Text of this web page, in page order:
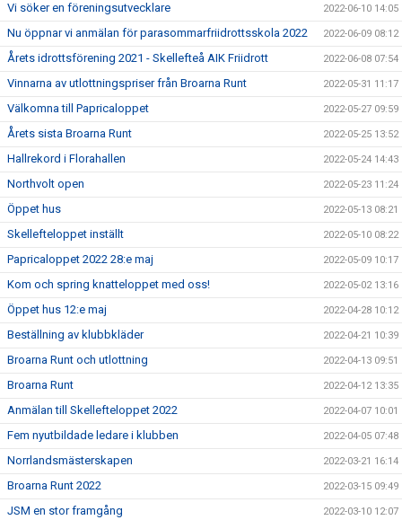
Vi söker en föreningsutvecklare 2022-06-10 14:05
Nu öppnar vi anmälan för parasommarfriidrottsskola 2022 2022-06-09 08:12
Årets idrottsförening 2021 - Skellefteå AIK Friidrott 2022-06-08 07:54
Vinnarna av utlottningspriser från Broarna Runt 2022-05-31 11:17
Välkomna till Papricaloppet 2022-05-27 09:59
Årets sista Broarna Runt 2022-05-25 13:52
Hallrekord i Florahallen 2022-05-24 14:43
Northvolt open 2022-05-23 11:24
Öppet hus 2022-05-13 08:21
Skellefteloppet inställt 2022-05-10 08:22
Papricaloppet 2022 28:e maj 2022-05-09 10:17
Kom och spring knatteloppet med oss! 2022-05-02 13:16
Öppet hus 12:e maj 2022-04-28 10:12
Beställning av klubbkläder 2022-04-21 10:39
Broarna Runt och utlottning 2022-04-13 09:51
Broarna Runt 2022-04-12 13:35
Anmälan till Skellefteloppet 2022 2022-04-07 10:01
Fem nyutbildade ledare i klubben 2022-04-05 07:48
Norrlandsmästerskapen 2022-03-21 16:14
Broarna Runt 2022 2022-03-15 09:49
JSM en stor framgång 2022-03-10 12:07